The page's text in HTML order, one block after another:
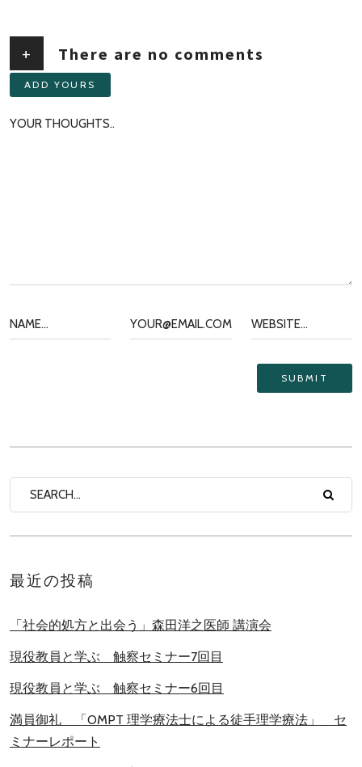
+ There are no comments
ADD YOURS
最近の投稿
「社会的処方と出会う」森田洋之医師 講演会
現役教員と学ぶ 触察セミナー7回目
現役教員と学ぶ 触察セミナー6回目
満員御礼 「OMPT 理学療法士による徒手理学療法」 セ
ミナーレポート